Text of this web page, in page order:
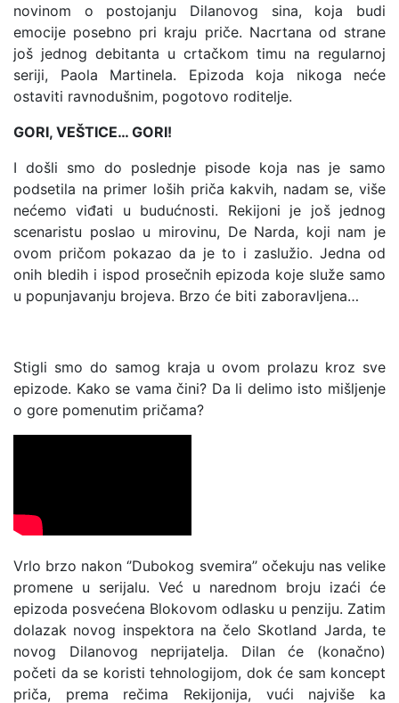
novinom o postojanju Dilanovog sina, koja budi
emocije posebno pri kraju priče. Nacrtana od strane
još jednog debitanta u crtačkom timu na regularnoj
seriji, Paola Martinela. Epizoda koja nikoga neće
ostaviti ravnodušnim, pogotovo roditelje.
GORI, VEŠTICE… GORI!
I došli smo do poslednje pisode koja nas je samo
podsetila na primer loših priča kakvih, nadam se, više
nećemo viđati u budućnosti. Rekijoni je još jednog
scenaristu poslao u mirovinu, De Narda, koji nam je
ovom pričom pokazao da je to i zaslužio. Jedna od
onih bledih i ispod prosečnih epizoda koje služe samo
u popunjavanju brojeva. Brzo će biti zaboravljena…
Stigli smo do samog kraja u ovom prolazu kroz sve
epizode. Kako se vama čini? Da li delimo isto mišljenje
o gore pomenutim pričama?
Vrlo brzo nakon ‘’Dubokog svemira’’ očekuju nas velike
promene u serijalu. Već u narednom broju izaći će
epizoda posvećena Blokovom odlasku u penziju. Zatim
dolazak novog inspektora na čelo Skotland Jarda, te
novog Dilanovog neprijatelja. Dilan će (konačno)
početi da se koristi tehnologijom, dok će sam koncept
priča, prema rečima Rekijonija, vući najviše ka